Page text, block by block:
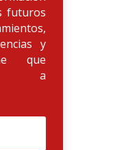
futuros
y
que
a